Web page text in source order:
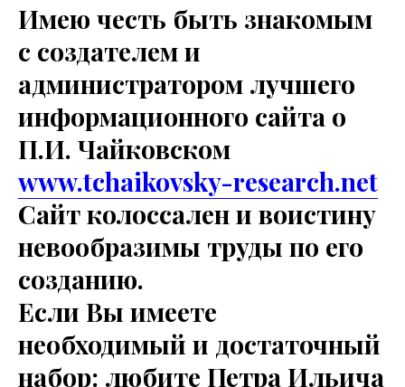
Имею честь быть знакомым
с создателем и
администратором лучшего
информационного сайта о
П.И. Чайковском
www.tchaikovsky-research.net
Сайт колоссален и воистину
невообразимы труды по его
созданию.
Если Вы имеете
необходимый и достаточный
набор: любите Петра Ильича